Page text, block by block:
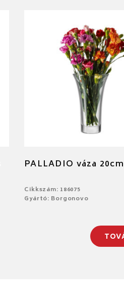
PALLADIO váza 20cm
Cikkszám: 186075
Gyártó: Borgonovo